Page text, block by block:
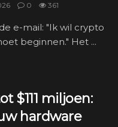
0 361
e-mail: "Ik wil crypto
beginnen." Het ...
$111 miljoen:
hardware